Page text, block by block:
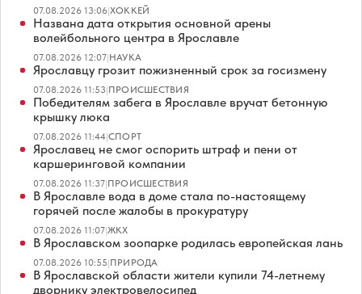
07.08.2026 13:06|ХОККЕЙ
Названа дата открытия основной арены
волейбольного центра в Ярославле
07.08.2026 12:07|НАУКА
Ярославцу грозит пожизненный срок за госизмену
07.08.2026 11:53|ПРОИСШЕСТВИЯ
Победителям забега в Ярославле вручат бетонную
крышку люка
07.08.2026 11:44|СПОРТ
Ярославец не смог оспорить штраф и пени от
каршеринговой компании
07.08.2026 11:37|ПРОИСШЕСТВИЯ
В Ярославле вода в доме стала по-настоящему
горячей после жалобы в прокуратуру
07.08.2026 11:07|ЖКХ
В Ярославском зоопарке родилась европейская лань
07.08.2026 10:55|ПРИРОДА
В Ярославской области жители купили 74-летнему
дворнику электровелосипед